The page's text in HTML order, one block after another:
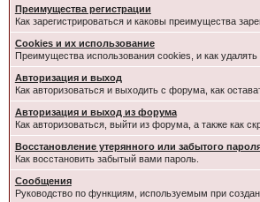
Преимущества регистрации
Как зарегистрироваться и каковы преимущества
Cookies и их использование
Преимущества использования cookies, и как
Авторизация и выход
Как авторизоваться и выходить с форума, как
Авторизация и выход из форума
Как авторизоваться, выйти из форума, а также как
Восстановление утерянного или забытого
Как восстановить забытый вами пароль.
Сообщения
Руководство по функциям, используемым при